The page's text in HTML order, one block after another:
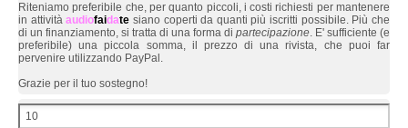
Riteniamo preferibile che, per quanto piccoli, i costi richiesti per mantenere
in attivitàaudiofaidate siano coperti da quanti più iscritti possibile. Più che
di un finanziamento, si tratta di una forma di partecipazione. E' sufficiente (e
preferibile) una piccola somma, il prezzo di una rivista, che puoi far
pervenire utilizzando PayPal.
Grazie per il tuo sostegno!